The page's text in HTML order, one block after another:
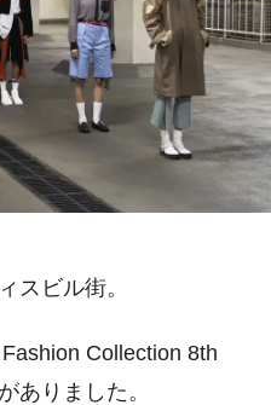
スビル街。
Collection 8th
ありました。